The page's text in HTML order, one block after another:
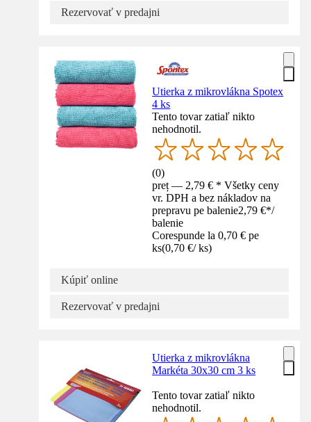
Rezervovať v predajni
Utierka z mikrovlákna Spotex
4 ks
Tento tovar zatiaľ nikto
nehodnotil.
(0)
preț — 2,79 € * Všetky ceny
vr. DPH a bez nákladov na
prepravu pe balenie2,79 €*/
balenie
Corespunde la 0,70 € pe
ks(0,70 €/ ks)
Kúpiť online
Rezervovať v predajni
Utierka z mikrovlákna
Markéta 30x30 cm 3 ks
Tento tovar zatiaľ nikto
nehodnotil.